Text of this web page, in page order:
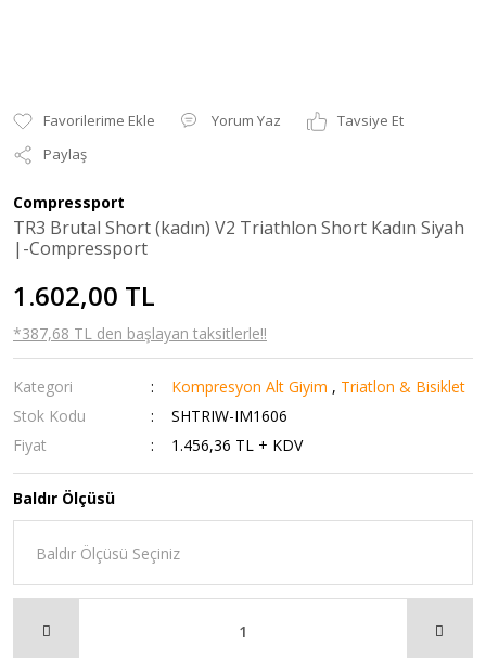
Yorum Yaz
Tavsiye Et
Paylaş
Compressport
TR3 Brutal Short (kadın) V2 Triathlon Short Kadın Siyah
|-Compressport
1.602,00 TL
*387,68 TL den başlayan taksitlerle!!
Kategori Kompresyon Alt Giyim , Triatlon & Bisiklet
Stok Kodu
SHTRIW-IM1606
Fiyat
1.456,36 TL + KDV
Baldır Ölçüsü